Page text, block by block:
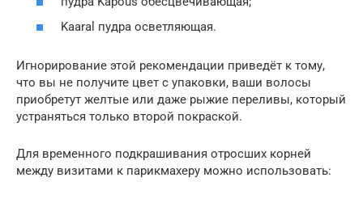
Kaaral пудра осветляющая.
Игнорирование этой рекомендации приведёт к тому,
что вы не получите цвет с упаковки, ваши волосы
приобретут желтые или даже рыжие переливы, который
устраняться только второй покраской.
Для временного подкрашивания отросших корней
между визитами к парикмахеру можно использовать: